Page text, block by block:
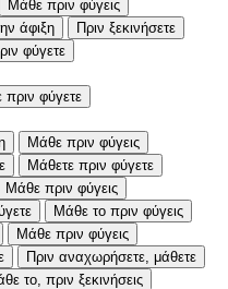
Μάθε πριν φύγεις
άφιξη
Πριν ξεκινήσετε
φύγετε
πριν φύγετε
Μάθε πριν φύγεις
Μάθετε πριν φύγετε
Μάθε πριν φύγεις
Μάθε το πριν φύγεις
Μάθε πριν φύγεις
Πριν αναχωρήσετε, μάθετε
το, πριν ξεκινήσεις